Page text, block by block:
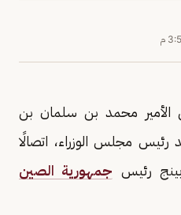
م
محمد بن سلمان بن
رئيس مجلس الوزراء، اتصالًا
رئيس جمهورية الصين